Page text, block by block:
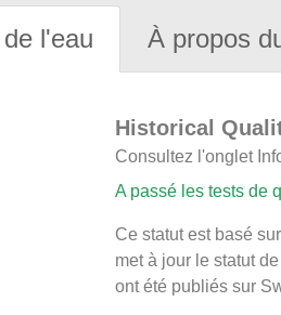
l'eau À propos
Historical
Consultez l'onglet
A passé les tests de
Ce statut est basé
met à jour le statut
ont été publiés sur